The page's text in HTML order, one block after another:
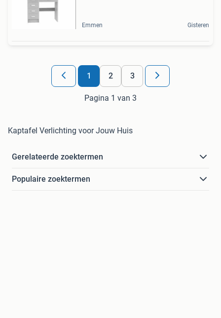
Emmen Gisteren
1 2 3
Pagina 1 van 3
Kaptafel Verlichting voor Jouw Huis
Gerelateerde zoektermen
Populaire zoektermen